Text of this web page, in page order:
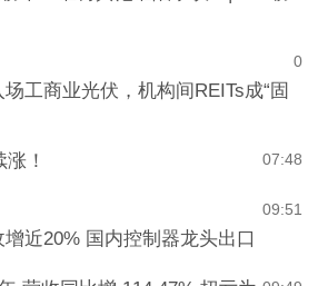
0
工商业光伏，机构间REITs成“固
07:48
！
09:51
近20% 国内控制器龙头出口